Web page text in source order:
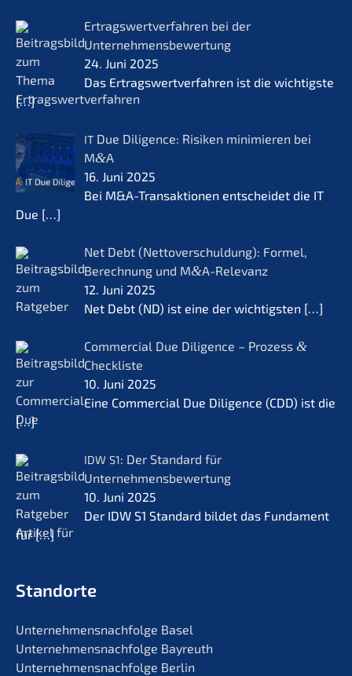
Ertrags­wert­ver­fah­ren bei der
Unternehmensbewertung
24. Juni 2025
Das Ertrags­wert­ver­fah­ren ist die wichtigs­te
[…]
IT Due Diligence: Risiken minimie­ren bei
M&A
16. Juni 2025
Bei M&A-Transaktionen entschei­det die IT
Due […]
Net Debt (Netto­ver­schul­dung): Formel,
Berech­nung und M&A-Relevanz
12. Juni 2025
Net Debt (ND) ist eine der wichtigs­ten […]
Commer­cial Due Diligence – Prozess &
Checkliste
10. Juni 2025
Eine Commer­cial Due Diligence (CDD) ist die
[…]
IDW S1: Der Standard für
Unternehmensbewertung
10. Juni 2025
Der IDW S1 Standard bildet das Funda­ment
für[…]
Standorte
Unternehmens­nachfolge Basel
Unternehmens­nachfolge Bayreuth
Unternehmens­nachfolge Berlin